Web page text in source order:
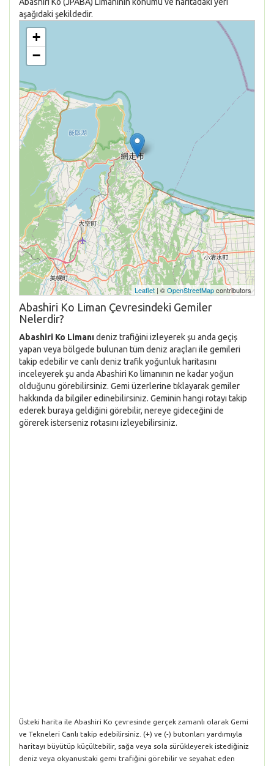
aşağıdaki şekildedir.
+
−
Leaflet | ©OpenStreetMapcontributors
Abashiri Ko Liman Çevresindeki Gemiler
Nelerdir?
Abashiri Ko Limanıdeniz trafiğini izleyerek şu anda geçiş
yapan veya bölgede bulunan tüm deniz araçları ile gemileri
takip edebilir ve canlı deniz trafik yoğunluk haritasını
inceleyerek şu anda Abashiri Ko limanının ne kadar yoğun
olduğunu görebilirsiniz. Gemi üzerlerine tıklayarak gemiler
hakkında da bilgiler edinebilirsiniz. Geminin hangi rotayı takip
ederek buraya geldiğini görebilir, nereye gideceğini de
görerek isterseniz rotasını izleyebilirsiniz.
Üsteki harita ile Abashiri Ko çevresinde gerçek zamanlı olarak Gemi
ve Tekneleri Canlı takip edebilirsiniz. (+) ve (-) butonları yardımıyla
haritayı büyütüp küçültebilir, sağa veya sola sürükleyerek istediğiniz
deniz veya okyanustaki gemi trafiğini görebilir ve seyahat eden